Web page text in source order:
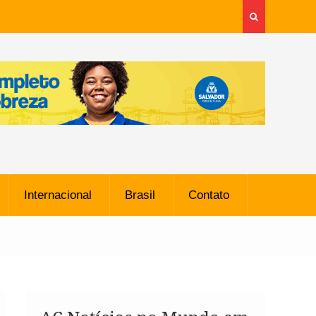
Internacional Brasil Contato